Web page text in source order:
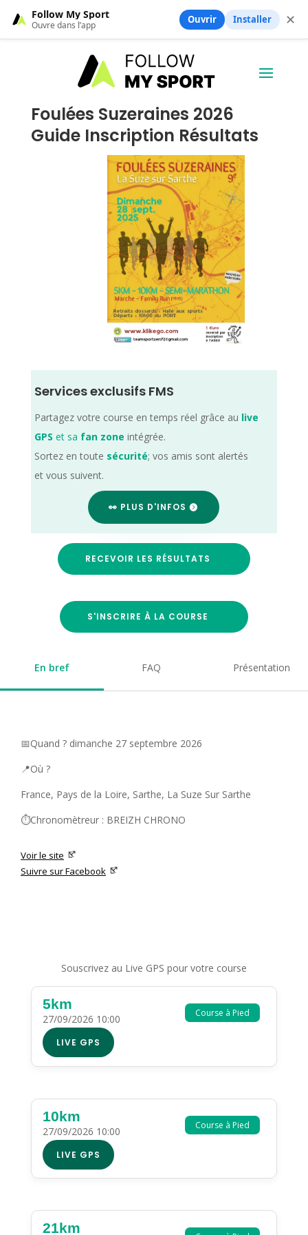
Foulées Suzeraines 2026
Guide Inscription Résultats
Services exclusifs FMS
Partagez votre course en temps réel grâce au live
GPS et sa fan zone intégrée.
Sortez en toute sécurité; vos amis sont alertés
et vous suivent.
👀 PLUS D'INFOS
RECEVOIR LES RÉSULTATS
S'INSCRIRE À LA COURSE
En bref FAQ Présentation
📅Quand ? dimanche 27 septembre 2026
📍Où ?
France, Pays de la Loire, Sarthe, La Suze Sur Sarthe
⏱️Chronomètreur : BREIZH CHRONO
Voir le site
Suivre sur Facebook
Souscrivez au Live GPS pour votre course
Course à Pied
5km
27/09/2026 10:00
LIVE GPS
Course à Pied
10km
27/09/2026 10:00
LIVE GPS
21km
Follow My Sport
Ouvre dans l’app Ouvrir Installer ✕